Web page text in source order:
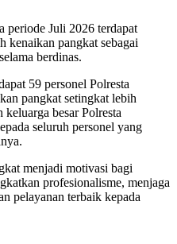
periode Juli 2026 terdapat
kenaikan pangkat sebagai
berdinas.
59 personel Polresta
pangkat setingkat lebih
besar Polresta
seluruh personel yang
menjadi motivasi bagi
profesionalisme, menjaga
pelayanan terbaik kepada